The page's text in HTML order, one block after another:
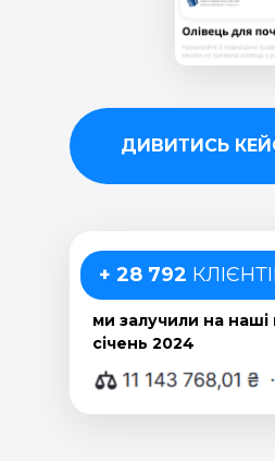
ДИВИТИСЬ
+ 28 792
ми залучили на наші
січень 2024